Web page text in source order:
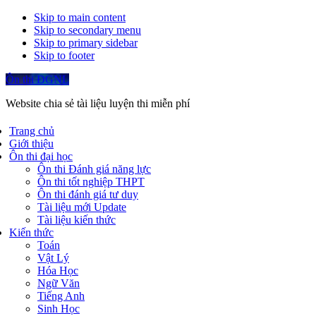
Skip to main content
Skip to secondary menu
Skip to primary sidebar
Skip to footer
Ôn thi ĐGNL
Website chia sẻ tài liệu luyện thi miễn phí
Trang chủ
Giới thiệu
Ôn thi đại học
Ôn thi Đánh giá năng lực
Ôn thi tốt nghiệp THPT
Ôn thi đánh giá tư duy
Tài liệu mới Update
Tài liệu kiến thức
Kiến thức
Toán
Vật Lý
Hóa Học
Ngữ Văn
Tiếng Anh
Sinh Học